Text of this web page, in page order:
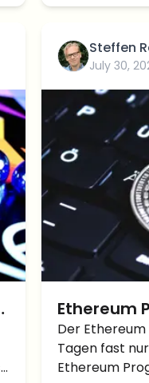
Steffen
July 30,
Ethereum
ein ETH
möglich?
Der
Tagen fast
Ethereum